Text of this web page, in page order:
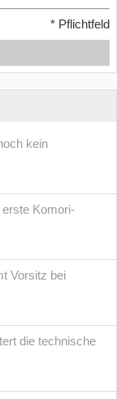
* Pflichtfeld
kein
Komori-
Vorsitz bei
die technische